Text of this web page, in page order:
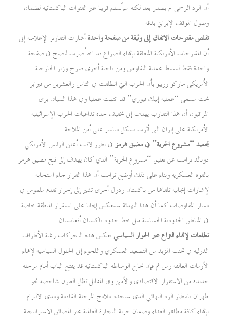
أن الرد الرسمي لم يصدر بعد لكنه سيُسلم قريبا عبر القنوات الباكستانية لضمان
وصول الموقف الإيراني بدقة
تقلص مقترحات الاتفاق إلى وثيقة من صفحة واحدةأشارت التقارير الإعلامية إلى
أن المقترحات الأمريكية المتعلقة بإنهاء الصراع قد اختُصرت لتصبح في صفحة
واحدة فقط لتبسيط عملية التفاوض ومن ناحية أخرى صرح وزير الخارجية
الأمريكي ماركو روبيو بأن الحرب التي انطلقت في الثامن والعشرين من فبراير
تحت مسمى “عملية إبيك فيوري” قد انتهت عمليا وفي هذا السياق يرى
المراقبون أن هذا التقارب يهدف إلى تخفيف حدة تداعيات الحرب الإسرائيلية
الأمريكية على إيران التي أثرت بشكل مباشر على أمن الملاحة
تجميد “مشروع الحرية” في مضيق هرمزفي تطور لافت أعلن الرئيس الأمريكي
دونالد ترامب عن تعليق “مشروع الحرية” الذي كان يهدف إلى فتح مضيق هرمز
بالقوة العسكرية وبناء على ذلك أوضح ترامب أن هذا القرار جاء استجابة
لإشارات إيجابية تلقاها من باكستان ودول أخرى تشير إلى إحراز تقدم ملموس في
مسار المفاوضات كما أن هذا التهدئة ستنعكس إيجابا على استقرار المنطقة خاصة
في المناطق الحدودية الحساسة مثل خط حدود باكستان أفغانستان
تطلعات لإنهاء النزاع عبر الحوار السياسيتعكس هذه التحركات رغبة الأطراف
الدولية في تجنب المزيد من التصعيد العسكري واللجوء إلى الحلول السياسية لإنهاء
الأزمات العالقة ومن ثم فإن نجاح الوساطة الباكستانية قد يفتح الباب أمام مرحلة
جديدة من الاستقرار الاقتصادي والأمني وفي المقابل تظل العيون شاخصة نحو
طهران بانتظار الرد النهائي الذي سيحدد ملامح المرحلة القادمة ومدى الالتزام
بإنهاء كافة مظاهر العداء وضمان حرية التجارة العالمية عبر المضائق الاستراتيجية